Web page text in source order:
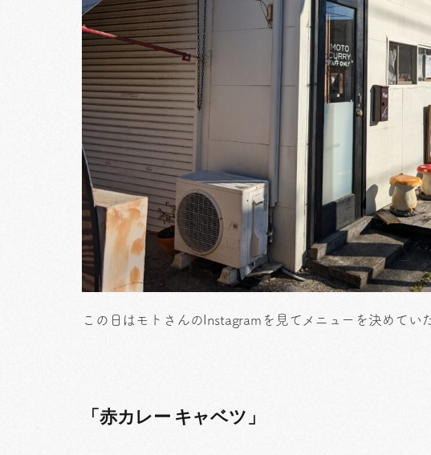
この日はモトさんのInstagramを見てメニューを決めていた
「赤カレー キャベツ」